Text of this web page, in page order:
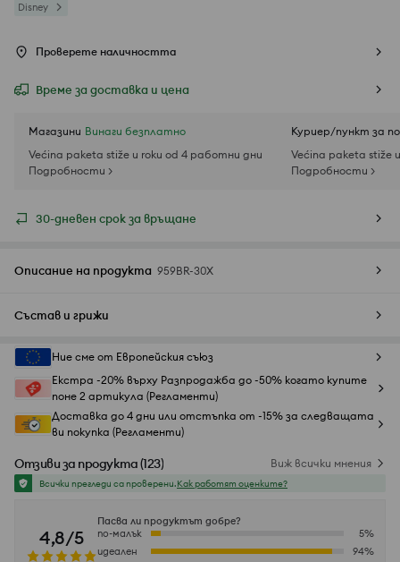
Disney
Проверете наличността
Време за доставка и цена
Магазини Винаги безплатно
Većina paketa stiže u roku od 4 работни дни
Подробности >
Куриер/пункт за
Većina paketa stiže
Подробности >
30-дневен срок за връщане
Описание на продукта 959BR-30X
Състав и грижи
Ние сме от Европейския съюз
Екстра -20% върху Разпродажба до -50% когато купите
поне 2 артикула (Регламенти)
Доставка до 4 дни или отстъпка от -15% за следващата
ви покупка (Регламенти)
Отзиви за продукта(123) Виж всички мнения
Всички прегледи са проверени.Как работят оценките?
4,8/5
Пасва ли продуктът добре?
по-малък
5%
идеален
94%